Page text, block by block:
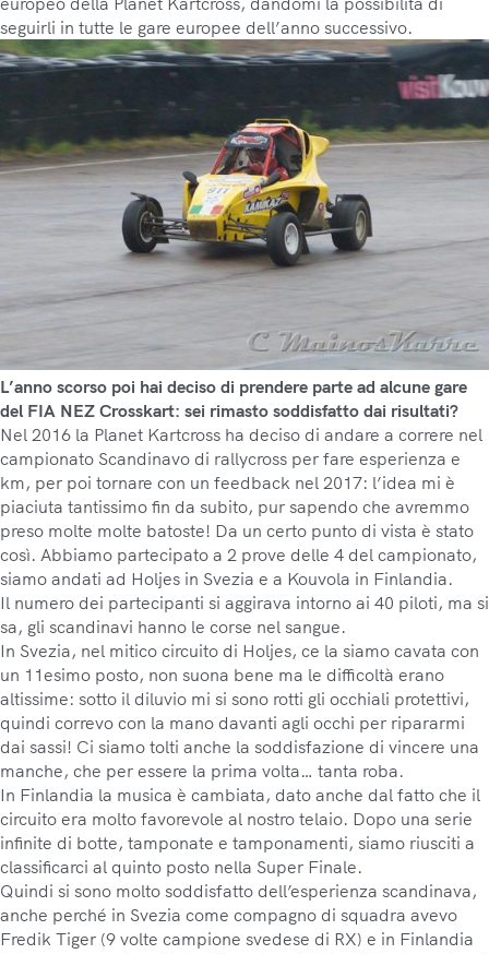
seguirli in tutte le gare europee dell’anno successivo.
L’anno scorso poi hai deciso di prendere parte ad alcune gare
del FIA NEZ Crosskart: sei rimasto soddisfatto dai risultati?
Nel 2016 la Planet Kartcross ha deciso di andare a correre nel
campionato Scandinavo di rallycross per fare esperienza e
km, per poi tornare con un feedback nel 2017: l’idea mi è
piaciuta tantissimo fin da subito, pur sapendo che avremmo
preso molte molte batoste! Da un certo punto di vista è stato
così. Abbiamo partecipato a 2 prove delle 4 del campionato,
siamo andati ad Holjes in Svezia e a Kouvola in Finlandia.
Il numero dei partecipanti si aggirava intorno ai 40 piloti, ma si
sa, gli scandinavi hanno le corse nel sangue.
In Svezia, nel mitico circuito di Holjes, ce la siamo cavata con
un 11esimo posto, non suona bene ma le difficoltà erano
altissime: sotto il diluvio mi si sono rotti gli occhiali protettivi,
quindi correvo con la mano davanti agli occhi per ripararmi
dai sassi! Ci siamo tolti anche la soddisfazione di vincere una
manche, che per essere la prima volta… tanta roba.
In Finlandia la musica è cambiata, dato anche dal fatto che il
circuito era molto favorevole al nostro telaio. Dopo una serie
infinite di botte, tamponate e tamponamenti, siamo riusciti a
classificarci al quinto posto nella Super Finale.
Quindi si sono molto soddisfatto dell’esperienza scandinava,
anche perché in Svezia come compagno di squadra avevo
Fredik Tiger (9 volte campione svedese di RX) e in Finlandia